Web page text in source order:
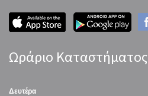
Ωράριο Καταστήματος
Δευτέρα